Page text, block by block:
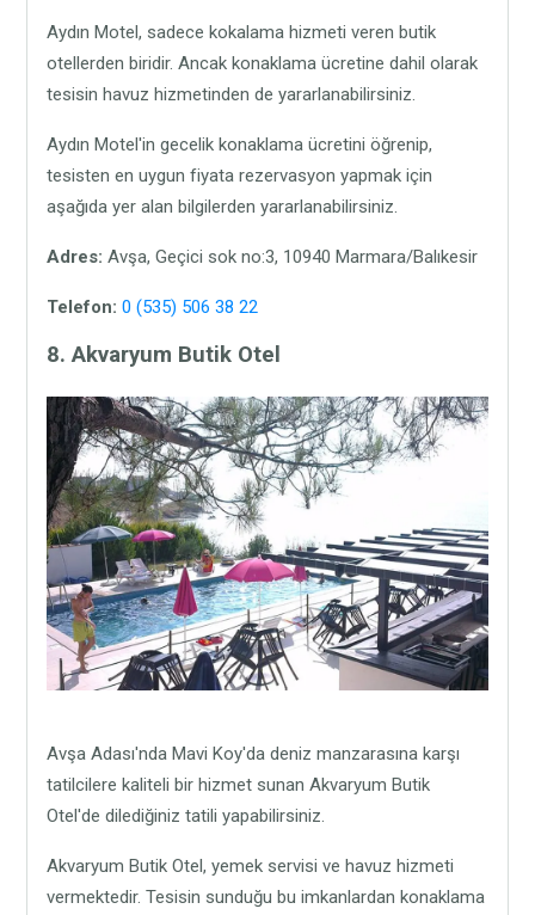
Aydın Motel, sadece kokalama hizmeti veren butik
otellerden biridir. Ancak konaklama ücretine dahil olarak
tesisin havuz hizmetinden de yararlanabilirsiniz.
Aydın Motel'in gecelik konaklama ücretini öğrenip,
tesisten en uygun fiyata rezervasyon yapmak için
aşağıda yer alan bilgilerden yararlanabilirsiniz.
Adres:Avşa, Geçici sok no:3, 10940 Marmara/Balıkesir
Telefon:0 (535) 506 38 22
8. Akvaryum Butik Otel
Avşa Adası'nda Mavi Koy'da deniz manzarasına karşı
tatilcilere kaliteli bir hizmet sunan Akvaryum Butik
Otel'de dilediğiniz tatili yapabilirsiniz.
Akvaryum Butik Otel, yemek servisi ve havuz hizmeti
vermektedir. Tesisin sunduğu bu imkanlardan konaklama